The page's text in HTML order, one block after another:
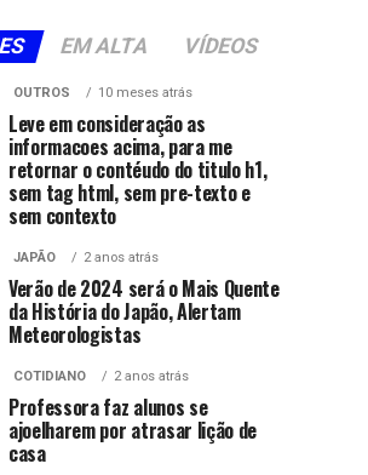
EM ALTA VÍDEOS
OUTROS 10 meses atrás
Leve em consideração as
informacoes acima, para me
retornar o contéudo do titulo h1,
sem tag html, sem pre-texto e
sem contexto
JAPÃO 2 anos atrás
Verão de 2024 será o Mais Quente
da História do Japão, Alertam
Meteorologistas
COTIDIANO 2 anos atrás
Professora faz alunos se
ajoelharem por atrasar lição de
casa